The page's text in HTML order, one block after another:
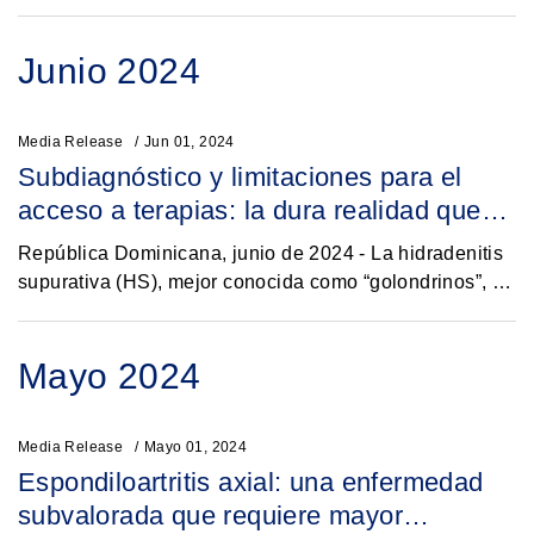
Junio 2024
Media Release Jun 01, 2024
Subdiagnóstico y limitaciones para el
acceso a terapias: la dura realidad que
viven los pacientes con hidradenitis
supurativa
República Dominicana, junio de 2024 - La hidradenitis
supurativa (HS), mejor conocida como “golondrinos”, es
Mayo 2024
Media Release Mayo 01, 2024
Espondiloartritis axial: una enfermedad
subvalorada que requiere mayor